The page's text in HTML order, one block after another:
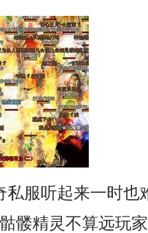
私服听起来一时也
髅精灵不算远玩